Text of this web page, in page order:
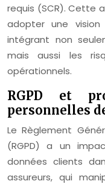
requis (SCR). Cette
adopter une vision
intégrant non
mais aussi les
opérationnels.
RGPD et
personnelles
Le Règlement
(RGPD) a un
données clients
assureurs, qui